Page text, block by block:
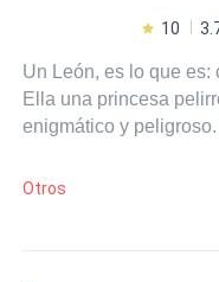
10
Un León, es lo que es:
Ella una princesa
enigmático y
rubia a la que no
fuerza en
Otros